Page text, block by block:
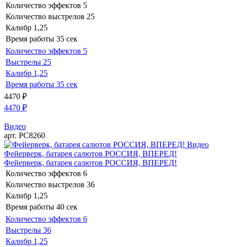
Количество эффектов 5
Количество выстрелов 25
Калибр 1,25
Время работы 35 сек
Количество эффектов 5
Выстрелы 25
Калибр 1,25
Время работы 35 сек
4470 ₽
4470 ₽
Видео
арт. РС8260
Видео
Фейерверк, батарея салютов РОССИЯ, ВПЕРЕД!
Фейерверк, батарея салютов РОССИЯ, ВПЕРЕД!
Количество эффектов 6
Количество выстрелов 36
Калибр 1,25
Время работы 40 сек
Количество эффектов 6
Выстрелы 36
Калибр 1,25